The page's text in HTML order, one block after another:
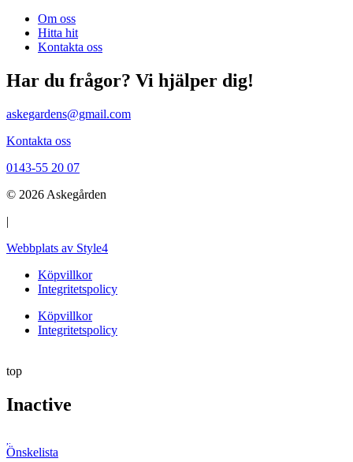
Om oss
Hitta hit
Kontakta oss
Har du frågor? Vi hjälper dig!
askegardens@gmail.com
Kontakta oss
0143-55 20 07
© 2026 Askegården
|
Webbplats av Style4
Köpvillkor
Integritetspolicy
Köpvillkor
Integritetspolicy
top
Inactive
Önskelista